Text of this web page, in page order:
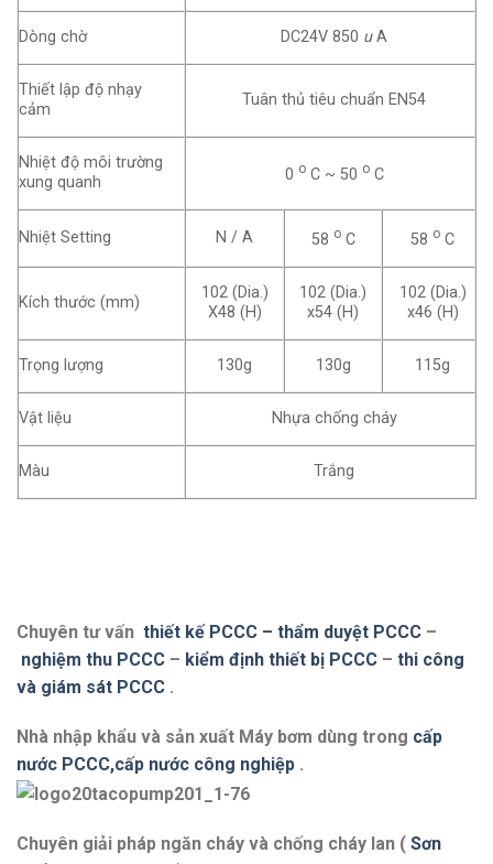
Dòng chờ DC24V 850 uA
Thiết lập độ nhạy
cảm
Tuân thủ tiêu chuẩn EN54
Nhiệt độ môi trường
xung quanh
0 oC ~ 50 oC
Nhiệt Setting N / A 58 oC 58 o C
Kích thước (mm)
102 (Dia.)
X48 (H)
102 (Dia.)
x54 (H)
102 (Dia.)
x46 (H)
Trọng lượng 130g 130g 115g
Vật liệu Nhựa chống cháy
Màu Trắng
Chuyên tư vấn thiết kế PCCC – thẩm duyệt PCCC –
nghiệm thu PCCC – kiểm định thiết bị PCCC – thi công
và giám sát PCCC .
Nhà nhập khẩu và sản xuất Máy bơm dùng trong cấp
nước PCCC,cấp nước công nghiệp .
Chuyên giải pháp ngăn cháy và chống cháy lan ( Sơn